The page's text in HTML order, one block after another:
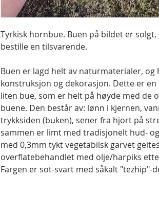
Tyrkisk hornbue. Buen på bildet er
bestille en tilsvarende.
Buen er lagd helt av naturmaterialer, og
konstruksjon og dekorasjon. Dette er
liten bue, som er helt på høyde med de
buene. Den består av: lønn i kjernen,
trykksiden (buken), sener fra hjort på
sammen er limt med tradisjonelt hud-
med 0,3mm tykt vegetabilsk garvet
overflatebehandlet med olje/harpiks
Fargen er sot-svart med såkalt "tezhip"-